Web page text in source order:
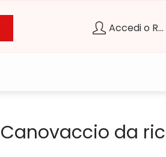
Accedi o Registrati
Canovaccio da